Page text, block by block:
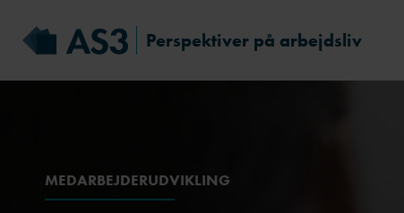
Perspektiver på arbejdsliv
MEDARBEJDERUDVIKLING